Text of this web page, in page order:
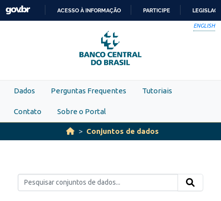
Skip to main content
PARA
O
CONTEÚDO
ACESSO À INFORMAÇÃO PARTICIPE
ENGLISH
Dados Perguntas Frequentes Tutoriais
Contato Sobre o Portal
Conjuntos de dados